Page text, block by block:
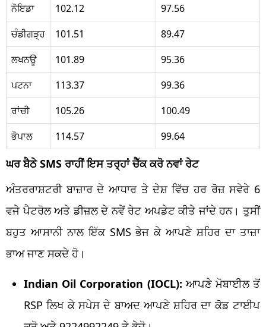
ਨੋਇਡਾ
102.12
97.56
ਚੰਡੀਗੜ੍ਹ
101.51
89.47
ਲਖਨਊ
101.89
95.36
ਪਟਨਾ
113.37
99.36
ਰਾਂਚੀ
105.26
100.49
ਭੋਪਾਲ
114.57 99.64
ਘਰ ਬੈਠੇ SMS ਰਾਹੀਂ ਇਸ ਤਰ੍ਹਾਂ ਚੈੱਕ ਕਰੋ ਨਵਾਂ ਰੇਟ
ਅੰਤਰਰਾਸ਼ਟਰੀ ਬਾਜ਼ਾਰ ਦੇ ਆਧਾਰ ਤੇ ਦੇਸ਼ ਵਿੱਚ ਹਰ ਰੋਜ਼ ਸਵੇਰੇ 6
ਵਜੇ ਪੈਟਰੋਲ ਅਤੇ ਡੀਜ਼ਲ ਦੇ ਨਵੇਂ ਰੇਟ ਅਪਡੇਟ ਕੀਤੇ ਜਾਂਦੇ ਹਨ। ਤੁਸੀਂ
ਬਹੁਤ ਆਸਾਨੀ ਨਾਲ ਇੱਕ SMS ਭੇਜ ਕੇ ਆਪਣੇ ਸ਼ਹਿਰ ਦਾ ਤਾਜ਼ਾ
ਭਾਅ ਜਾਣ ਸਕਦੇ ਹੋ।
Indian Oil Corporation (IOCL): ਆਪਣੇ ਮੋਬਾਈਲ ਤੋਂ
RSP ਲਿਖ ਕੇ ਸਪੇਸ ਦੇ ਬਾਅਦ ਆਪਣੇ ਸ਼ਹਿਰ ਦਾ ਕੋਡ ਟਾਈਪ